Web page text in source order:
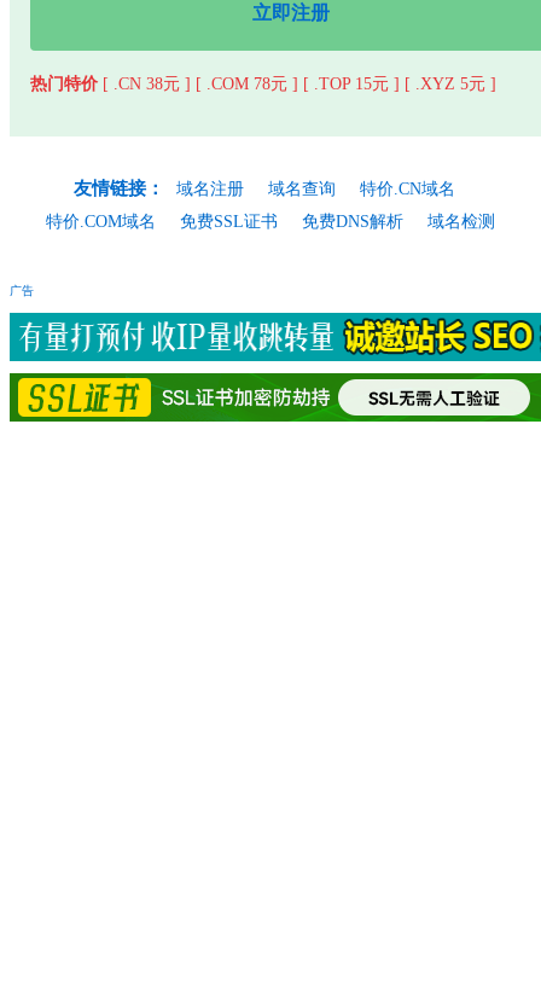
立即注册
热门特价 [ .CN 38元 ] [ .COM 78元 ] [ .TOP 15元 ] [ .XYZ 5元 ]
友情链接： 域名注册 域名查询
特价.CN域名
特价.COM域名
免费SSL证书 免费DNS解析 域名检测
广告